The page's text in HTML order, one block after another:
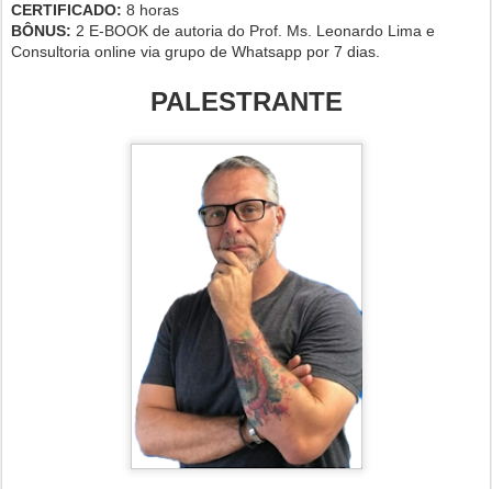
CERTIFICADO: 8 horas
BÔNUS: 2 E-BOOK de autoria do Prof. Ms. Leonardo Lima e
Consultoria online via grupo de Whatsapp por 7 dias.
PALESTRANTE